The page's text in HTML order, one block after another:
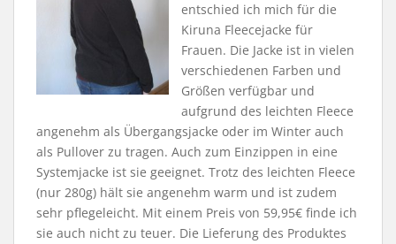
entschied ich mich für die
Kiruna Fleecejacke für
Frauen. Die Jacke ist in vielen
verschiedenen Farben und
Größen verfügbar und
aufgrund des leichten Fleece
angenehm als Übergangsjacke oder im Winter auch
als Pullover zu tragen. Auch zum Einzippen in eine
Systemjacke ist sie geeignet. Trotz des leichten Fleece
(nur 280g) hält sie angenehm warm und ist zudem
sehr pflegeleicht. Mit einem Preis von 59,95€ finde ich
sie auch nicht zu teuer. Die Lieferung des Produktes